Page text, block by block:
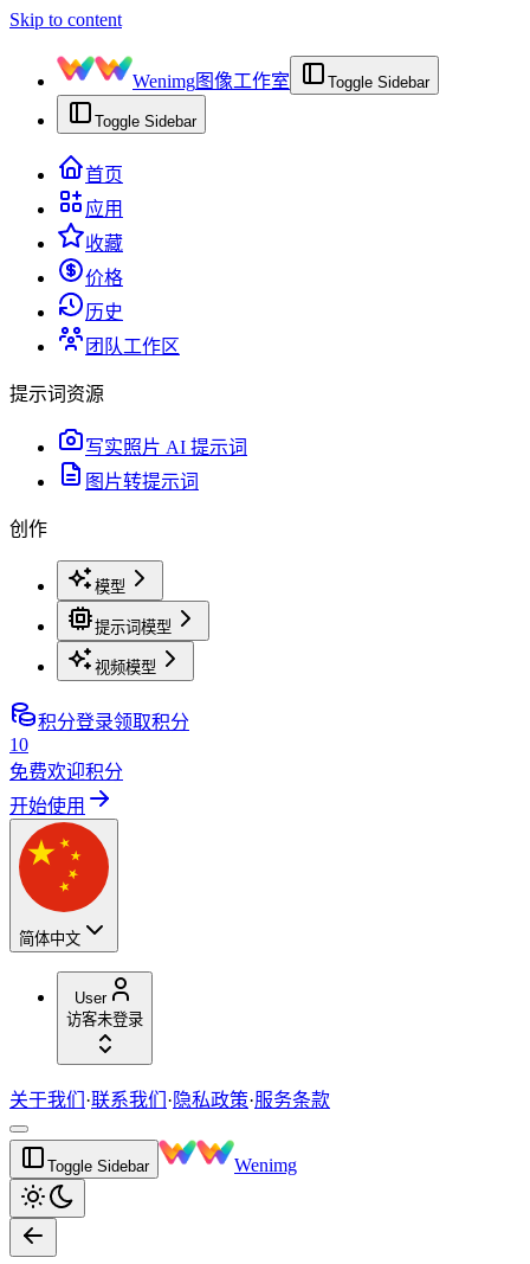
Skip to content
Wenimg图像工作室 Toggle Sidebar
Toggle Sidebar
首页
应用
收藏
价格
历史
团队工作区
提示词资源
写实照片 AI 提示词
图片转提示词
创作
模型
提示词模型
视频模型
积分登录领取积分
10
免费欢迎积分
开始使用
简体中文
User
访客未登录
关于我们 ·联系我们 · 隐私政策·服务条款
Toggle Sidebar Wenimg